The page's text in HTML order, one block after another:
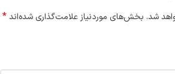
شد. بخش‌های موردنیاز علامت‌گذاری شده‌اند*